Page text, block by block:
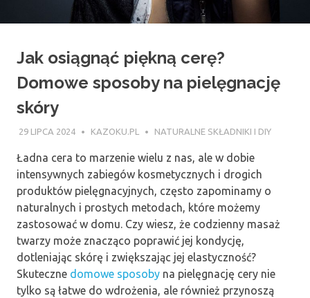
Jak osiągnąć piękną cerę?
Domowe sposoby na pielęgnację
skóry
29 LIPCA 2024 KAZOKU.PL NATURALNE SKŁADNIKI I DIY
Ładna cera to marzenie wielu z nas, ale w dobie
intensywnych zabiegów kosmetycznych i drogich
produktów pielęgnacyjnych, często zapominamy o
naturalnych i prostych metodach, które możemy
zastosować w domu. Czy wiesz, że codzienny masaż
twarzy może znacząco poprawić jej kondycję,
dotleniając skórę i zwiększając jej elastyczność?
Skuteczne domowe sposoby na pielęgnację cery nie
tylko są łatwe do wdrożenia, ale również przynoszą